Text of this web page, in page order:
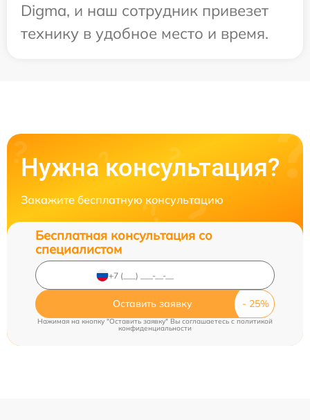
Digma, и наш сотрудник привезет
технику в удобное место и время.
Нужна консультация?
Закажите бесплатную консультацию
Бесплатная консультация со
специалистом
Оставить заявку
Нажимая на кнопку "Оставить заявку" Вы соглашаетесь c политикой
конфиденциальности